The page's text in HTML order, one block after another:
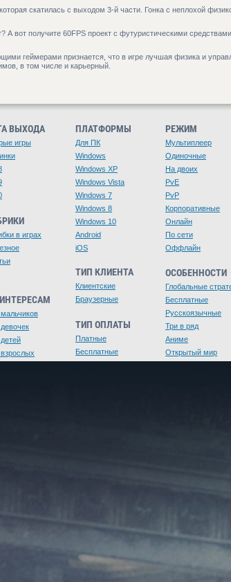
скатилась с выходом 3-й части. Гонка с неплохой
вот получите 60FPS проект с футуристическими
геймерами признается, что в игре лучшая физика и
в том числе и карьерный.
ВЫХОДА
игры
в играх
ПЛАТФОРМЫ
Для ПК
Windows
Windows XP
Windows Vista
Windows 7
Windows 8
Windows 10
Android
iOS
ТИП КЛИЕНТА
Клиентские
Браузерные
ТИП ОПЛАТЫ
Платные
Бесплатные
РЕЖИМ
Мультиплеер
Одиночные
На двоих
PvE
PvP
Корпоративные
Онлайн
По сети
Оффлайн
ОСОБЕННОСТИ
Глобальные
Бесплатные
Русскоязычные
Три в ряд
Аниме
Открытый мир